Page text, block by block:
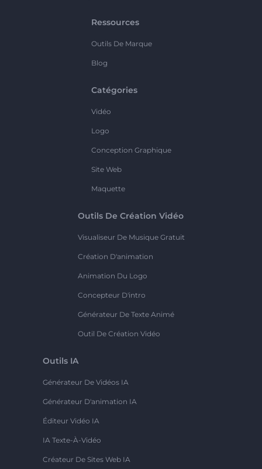
Ressources
Outils De Marque
Blog
Catégories
Vidéo
Logo
Conception Graphique
Site Web
Maquette
Outils De Création Vidéo
Visualiseur De Musique Gratuit
Création D'animation
Animation Du Logo
Concepteur D'intro
Générateur De Texte Animé
Outil De Création Vidéo
Outils IA
Générateur De Vidéos IA
Générateur D'animation IA
Éditeur Vidéo IA
IA Texte-À-Vidéo
Créateur De Sites Web IA